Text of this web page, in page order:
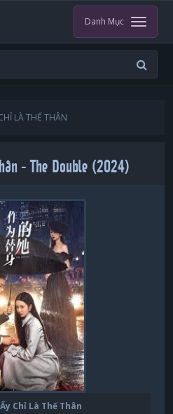
Danh Mục
LÀ THẾ THÂN
- The Double (2024)
Chỉ Là Thế Thân